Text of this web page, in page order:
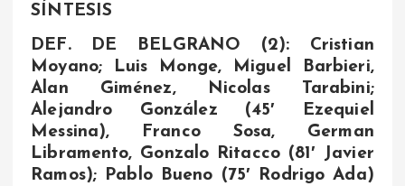
SÍNTESIS
DEF. DE BELGRANO (2): Cristian
Moyano; Luis Monge, Miguel Barbieri,
Alan Giménez, Nicolas Tarabini;
Alejandro González (45′ Ezequiel
Messina), Franco Sosa, German
Libramento, Gonzalo Ritacco (81′ Javier
Ramos); Pablo Bueno (75′ Rodrigo Ada)